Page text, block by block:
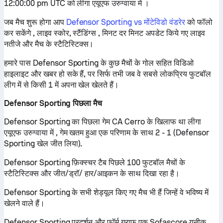
12:00:00 pm UTC को लीगा एयूएफ उरुग्वाया में ।
जब मैच शुरू होगा आप Defensor Sporting vs मोंटेविडो वंडरेरको फॉलो
कर सकेंगे , लाइव स्कोर, स्टैंडिंग्स , मिनट दर मिनट अपडेट किये गए लाइव
नतीजे और मैच के स्टैटिस्टिक्स।
हमारे पास Defensor Sporting के कुछ मैचों के गोल सहित विडिओ
हाइलाइट और खबर हो सके हैं, पर सिर्फ तभी जब वे सबसे लोकप्रिय फुटबॉल
लीग में से किसी 1 में अपना खेल खेलते हैं।
Defensor Sporting पिछला मैच
Defensor Sporting का पिछला गेम CA Cerro के खिलाफ था लीगा
एयूएफ उरुग्वाया में , गेम खतम हुआ एक परिणाम के साथ 2 - 1 (Defensor
Sporting खेल जीत लिया).
Defensor Sporting फ़िक्स्चर टैब पिछले 100 फुटबॉल मैचों के
स्टैटिस्टिक्स और जीत/ड्रॉ/ हार/आइकन के साथ दिखा रहा है।
Defensor Sporting के सभी शेड्यूल किए गए मैच भी हैं जिन्हें वे भविष्य में
खेलने वाले हैं।